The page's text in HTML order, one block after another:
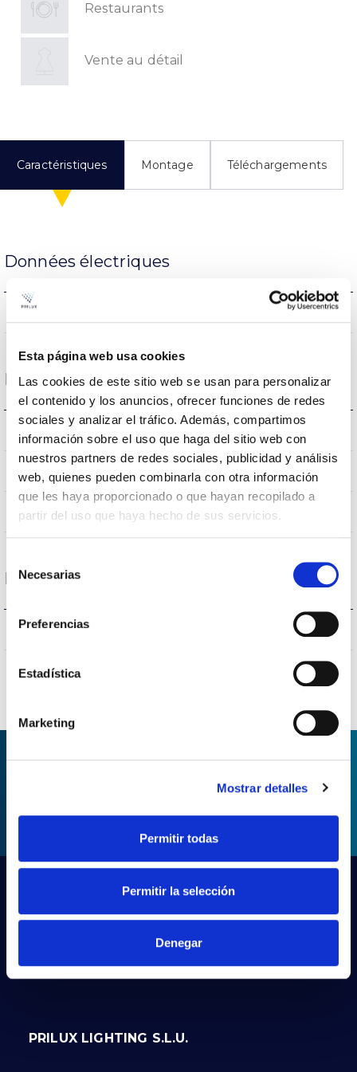
Esta página web usa cookies
Las cookies de este sitio web se usan para personalizar
el contenido y los anuncios, ofrecer funciones de redes
sociales y analizar el tráfico. Además, compartimos
información sobre el uso que haga del sitio web con
nuestros partners de redes sociales, publicidad y análisis
web, quienes pueden combinarla con otra información
que les haya proporcionado o que hayan recopilado a
partir del uso que haya hecho de sus servicios.
Necesarias
Preferencias
Estadística
Marketing
Mostrar detalles
Permitir todas
Permitir la selección
Denegar
Restaurants
Vente au détail
Caractéristiques Montage Téléchargements
Données électriques
NON
Dimensions et montage
Poids 0.38Kg
Dimensions 1500x10x10mm
Empalmable NON
Protections
Protection surfaces NON
PRILUX LIGHTING S.L.U.